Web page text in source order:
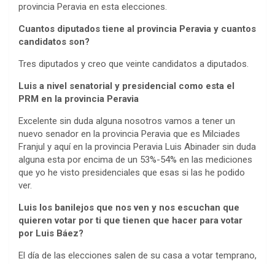
provincia Peravia en esta elecciones.
Cuantos diputados tiene al provincia Peravia y cuantos
candidatos son?
Tres diputados y creo que veinte candidatos a diputados.
Luis a nivel senatorial y presidencial como esta el
PRM en la provincia Peravia
Excelente sin duda alguna nosotros vamos a tener un
nuevo senador en la provincia Peravia que es Milciades
Franjul y aquí en la provincia Peravia Luis Abinader sin duda
alguna esta por encima de un 53%-54% en las mediciones
que yo he visto presidenciales que esas si las he podido
ver.
Luis los banilejos que nos ven y nos escuchan que
quieren votar por ti que tienen que hacer para votar
por Luis Báez?
El día de las elecciones salen de su casa a votar temprano,